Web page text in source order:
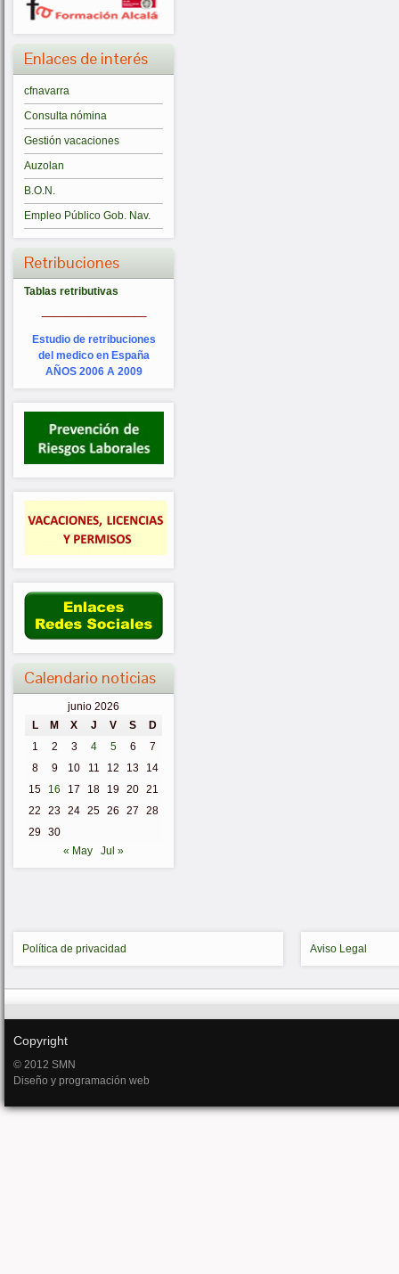
Enlaces de interés
cfnavarra
Consulta nómina
Gestión vacaciones
Auzolan
B.O.N.
Empleo Público Gob. Nav.
Retribuciones
Tablas retributivas
Estudio de retribuciones
del medico en España
AÑOS 2006 A 2009
Calendario noticias
junio 2026
L
M X J V S
D
1
2 3 4 5 6
7
8
9 10 11 12 13
14
15
16 17 18 19 20 21
22
23 24 25 26 27
28
29 30
« May
Jul »
Política de privacidad Aviso Legal
Copyright
© 2012 SMN
Diseño y programación web